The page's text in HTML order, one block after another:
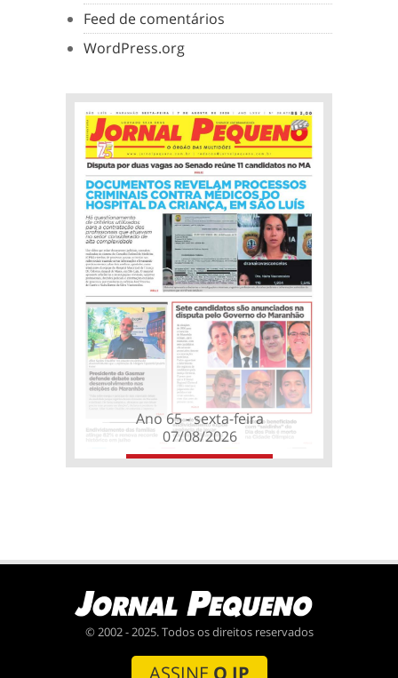
Feed de comentários
WordPress.org
Ano 65 - sexta-feira
07/08/2026
© 2002 - 2025. Todos os direitos reservados
ASSINE O JP